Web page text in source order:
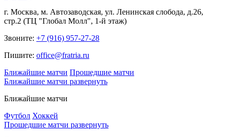
г. Москва, м. Автозаводская, ул. Ленинская слобода, д.26,
стр.2 (ТЦ "Глобал Молл", 1-й этаж)
Звоните: +7 (916) 957-27-28
Пишите: office@fratria.ru
Ближайшие матчи Прошедшие матчи
Ближайшие матчи развернуть
Ближайшие матчи
Футбол Хоккей
Прошедшие матчи развернуть